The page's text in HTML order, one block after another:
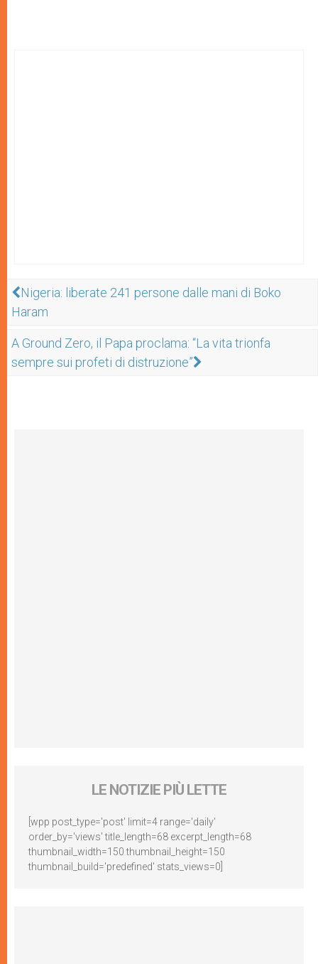
Nigeria: liberate 241 persone dalle mani di Boko
Haram
A Ground Zero, il Papa proclama: “La vita trionfa
sempre sui profeti di distruzione”
LE NOTIZIE PIÙ LETTE
[wpp post_type='post' limit=4 range='daily'
order_by='views' title_length=68 excerpt_length=68
thumbnail_width=150 thumbnail_height=150
thumbnail_build='predefined' stats_views=0]